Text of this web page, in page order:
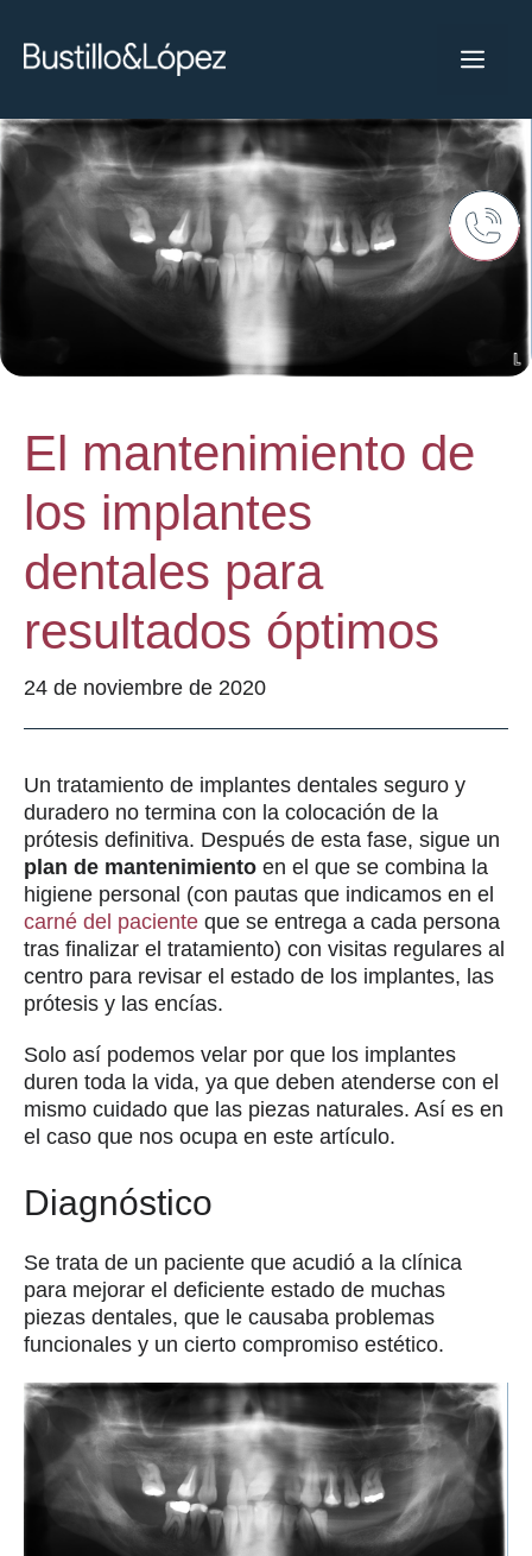
El mantenimiento de
los implantes
dentales para
resultados óptimos
24 de noviembre de 2020
Un tratamiento de implantes dentales seguro y
duradero no termina con la colocación de la
prótesis definitiva. Después de esta fase, sigue un
plan de mantenimiento en el que se combina la
higiene personal (con pautas que indicamos en el
carné del paciente que se entrega a cada persona
tras finalizar el tratamiento) con visitas regulares al
centro para revisar el estado de los implantes, las
prótesis y las encías.
Solo así podemos velar por que los implantes
duren toda la vida, ya que deben atenderse con el
mismo cuidado que las piezas naturales. Así es en
el caso que nos ocupa en este artículo.
Diagnóstico
Se trata de un paciente que acudió a la clínica
para mejorar el deficiente estado de muchas
piezas dentales, que le causaba problemas
funcionales y un cierto compromiso estético.